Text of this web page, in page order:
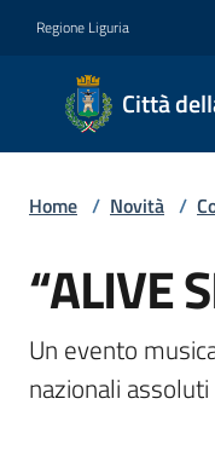
Regione Liguria
Città
Città
della
Medaglia
d'oro al
Merito
Civile
Medaglia
Home / Novità /
Salta al contenuto
“ALIVE
Un evento
nazionali